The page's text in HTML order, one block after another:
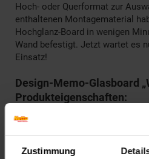
Zustimmung
Hoch- oder Querformat zur
enthaltenen Montagematerial
Hochglanz-Board in wenigen
Wand befestigt. Jetzt wartet es
Einsatz!
Design-Memo-Glasboard
Produkteigenschaften:
In eleganter Holzoptik
Inkl. Montagematerial